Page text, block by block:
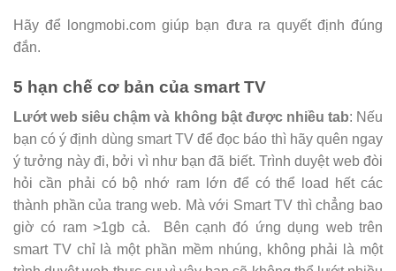
Hãy để longmobi.com giúp bạn đưa ra quyết định đúng
đắn.
5 hạn chế cơ bản của smart TV
Lướt web siêu chậm và không bật được nhiều tab: Nếu
bạn có ý định dùng smart TV để đọc báo thì hãy quên ngay
ý tưởng này đi, bởi vì như bạn đã biết. Trình duyệt web đòi
hỏi cần phải có bộ nhớ ram lớn để có thể load hết các
thành phần của trang web. Mà với Smart TV thì chẳng bao
giờ có ram >1gb cả. Bên cạnh đó ứng dụng web trên
smart TV chỉ là một phần mềm nhúng, không phải là một